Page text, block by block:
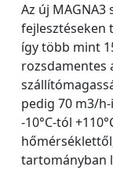
Az új
fejlesztéseken
így több mint
rozsdamentes
pedig 70 m3/
-10°C-tól
tartományban